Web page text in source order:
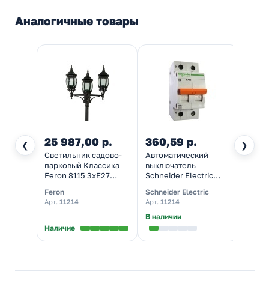
Аналогичные товары
❮ ❯
25 987,00 р.
Светильник садово-
парковый Классика
Feron 8115 3xE27
черный
Feron
Арт. 11214
Наличие
360,59 р.
Автоматический
выключатель
Schneider Electric
кА (автомат
электрический)
Schneider Electric
Арт. 11214
В наличии